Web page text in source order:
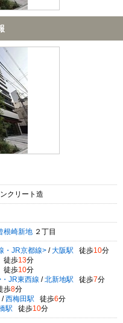
クリート造
根崎新地 ２丁目
・JR京都線> / 大阪駅 徒歩10分
徒歩13分
徒歩10分
JR東西線 / 北新地駅 徒歩7分
歩8分
/ 西梅田駅 徒歩6分
駅 徒歩10分